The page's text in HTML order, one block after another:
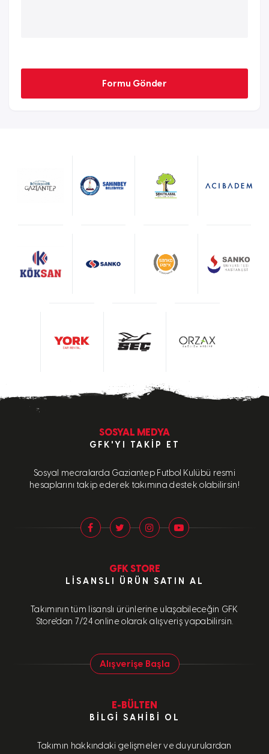
SOSYAL MEDYA
GFK'YI TAKIP ET
Sosyal mecralarda Gaziantep Futbol Kulübü resmi
hesaplarını takip ederek takımına destek olabilirsin!
GFK STORE
LISANSLI ÜRÜN SATIN AL
Takımının tüm lisanslı ürünlerine ulaşabileceğin GFK
Store'dan 7/24 online olarak alışveriş yapabilirsin.
Alışverişe Başla
E-BÜLTEN
BILGI SAHIBI OL
Takımın hakkındaki gelişmeler ve duyurulardan